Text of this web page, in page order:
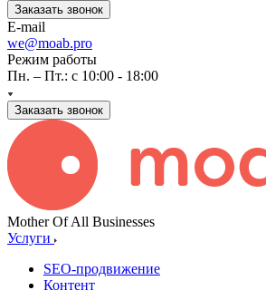
Заказать звонок
E-mail
we@moab.pro
Режим работы
Пн. – Пт.: с 10:00 - 18:00
Заказать звонок
Mother Of All Businesses
Услуги
SEO-продвижение
Контент